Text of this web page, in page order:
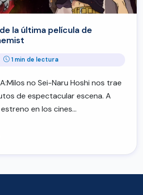
la última película de
1 min de lectura
no Sei-Naru Hoshi nos trae
de espectacular escena. A
en los cines…